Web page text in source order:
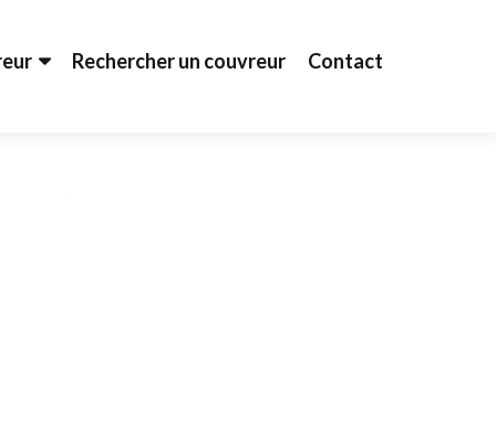
Rechercher un couvreur Contact